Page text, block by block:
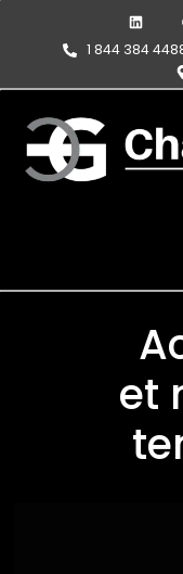
1 844 384
et